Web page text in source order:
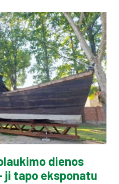
dienos
ji tapo eksponatu